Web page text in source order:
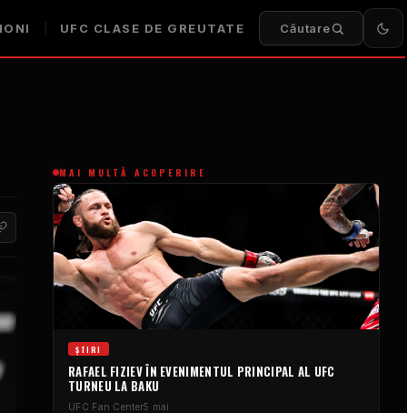
UFC CLASE DE GREUTATE Căutare
MAI MULTĂ ACOPERIRE
ȘTIRI
RAFAEL FIZIEV ÎN EVENIMENTUL PRINCIPAL AL UFC
TURNEU LA BAKU
UFC Fan Center5 mai